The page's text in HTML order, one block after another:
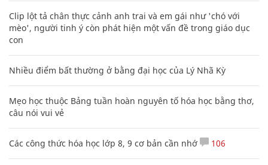
Clip lột tả chân thực cảnh anh trai và em gái như 'chó với
mèo', người tinh ý còn phát hiện một vấn đề trong giáo dục
con
Nhiều điểm bất thường ở bằng đại học của Lý Nhã Kỳ
Mẹo học thuộc Bảng tuần hoàn nguyên tố hóa học bằng thơ,
câu nói vui vẻ
Các công thức hóa học lớp 8, 9 cơ bản cần nhớ 106